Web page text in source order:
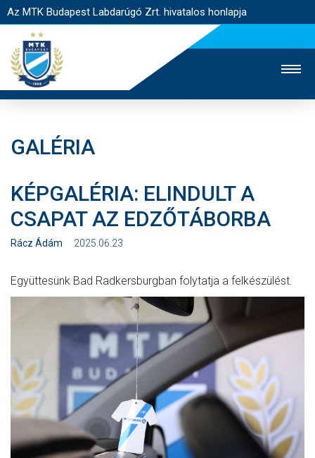
Az MTK Budapest Labdarúgó Zrt. hivatalos honlapja
JEGYÉRTÉKESÍTÉS
WEBSHOP
STADION
EGYESÜLET
KAPCSOLAT
HÍREK
CSAPATOK
MÉRKŐZÉSEK
KLUB
GALÉRIA
SZURKOLÓI ÉLMÉNYEK
AKKREDITÁCIÓ
GALÉRIA
KÉPGALÉRIA: ELINDULT A
CSAPAT AZ EDZŐTÁBORBA
Rácz Ádám 2025.06.23
Együttesünk Bad Radkersburgban folytatja a felkészülést.